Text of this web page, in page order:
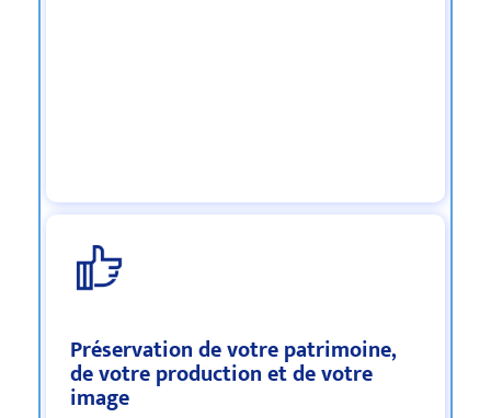
Préservation de votre patrimoine,
de votre production et de votre
image